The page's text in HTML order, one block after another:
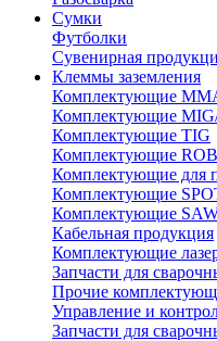
Сумки
Футболки
Сувенирная
Клеммы заземления
Комплектующие
Комплектующие
Комплектующие TIG
Комплектующие
Комплектующие для
Комплектующие
Комплектующие
Кабельная продукция
Комплектующие
Запчасти для
Прочие
Управление и
Запчасти для